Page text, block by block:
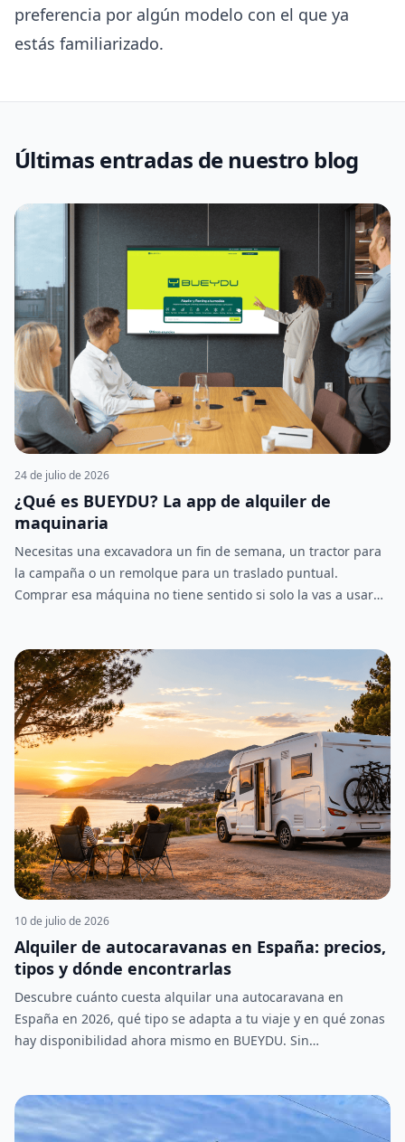
preferencia por algún modelo con el que ya
estás familiarizado.
Últimas entradas de nuestro blog
24 de julio de 2026
¿Qué es BUEYDU? La app de alquiler de
maquinaria
Necesitas una excavadora un fin de semana, un tractor para
la campaña o un remolque para un traslado puntual.
Comprar esa máquina no tiene sentido si solo la vas a usar
nace para resolver justo eso: es una app y plataforma de
alquiler de maquinaria donde particulares y profesionales
publican y alquilan directamente entre ellos, sin
intermediarios. Como un Wallapop del alquiler, pero
especializado en maquinaria agrícola, de construcción,
forestal y vehículos. Buscas, comparas, contactas con el
propietario y alquilas, todo desde la misma plataforma.
Ahora mismo hay más de 1000 anuncios activos en BUEYDU,
con 103 anuncios nuevos publicados solo el último mes. Esto
es lo que necesitas saber sobre cómo funciona y qué puedes
alquilar.
10 de julio de 2026
Alquiler de autocaravanas en España: precios,
tipos y dónde encontrarlas
Descubre cuánto cuesta alquilar una autocaravana en
España en 2026, qué tipo se adapta a tu viaje y en qué zonas
hay disponibilidad ahora mismo en BUEYDU. Sin